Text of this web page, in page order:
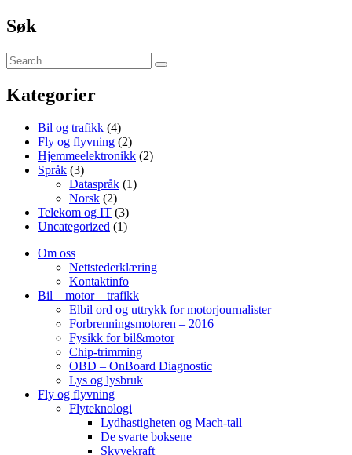
Søk
Search
for:
Search
Kategorier
Bil og trafikk (4)
Fly og flyvning (2)
Hjemmeelektronikk (2)
Språk (3)
Dataspråk (1)
Norsk (2)
Telekom og IT (3)
Uncategorized (1)
Om oss
Nettstederklæring
Kontaktinfo
Bil – motor – trafikk
Elbil ord og uttrykk for motorjournalister
Forbrenningsmotoren – 2016
Fysikk for bil&motor
Chip-trimming
OBD – OnBoard Diagnostic
Lys og lysbruk
Fly og flyvning
Flyteknologi
Lydhastigheten og Mach-tall
De svarte boksene
Skyvekraft